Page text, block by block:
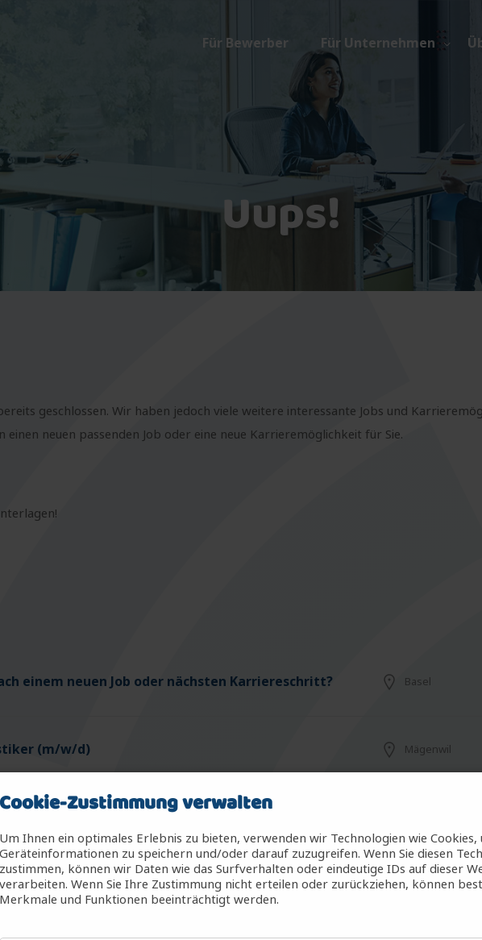
Für Bewerber Für Unternehmen
Uups!
geschlossen. Wir haben jedoch viele weitere interessante Jobs und
neuen passenden Job oder eine neue Karrieremöglichkeit für Sie.
einem neuen Job oder nächsten Karriereschritt? Basel
(m/w/d) Mägenwil
(m/w/d)
ausgang (m/w/d) Mägenwil
Cookie-Zustimmung verwalten
Um Ihnen ein optimales Erlebnis zu bieten, verwenden wir Technologien wie Cookies,
Geräteinformationen zu speichern und/oder darauf zuzugreifen. Wenn Sie diesen
zustimmen, können wir Daten wie das Surfverhalten oder eindeutige IDs auf dieser
verarbeiten. Wenn Sie Ihre Zustimmung nicht erteilen oder zurückziehen, können
Merkmale und Funktionen beeinträchtigt werden.